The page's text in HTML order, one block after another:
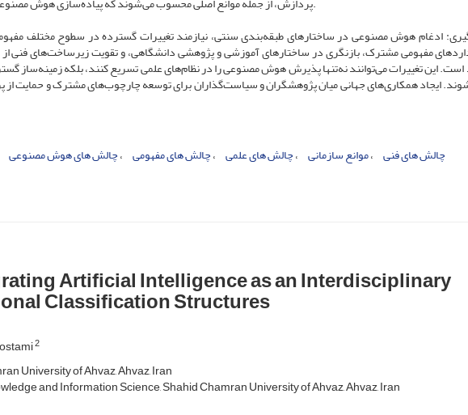
ادغام هوش مصنوعی در ساختارهای طبقه‌بندی سنتی، نیازمند تغییرات گسترده در سطوح مختلف
مفهومی مشترک، بازنگری در ساختارهای آموزشی و پژوهشی دانشگاهی، و تقویت زیرساخت‌های فنی
است. این تغییرات می‌توانند نه‌تنها پذیرش هوش مصنوعی را در نظام‌های علمی تسریع کنند، بلکه زمینه‌ساز
ایجاد همکاری‌های جهانی میان پژوهشگران و سیاست‌گذاران برای توسعه چارچوب‌های مشترک و حمایت از
چالش‌ های هوش مصنوعی چالش‌ های مفهومی چالش‌ های علمی موانع سازمانی
چالش های فنی
Artificial Intelligence as an Interdisciplinary
Classification Structures
2
University of Ahvaz, Ahvaz, Iran
and Information Science, Shahid Chamran University of Ahvaz, Ahvaz, Iran